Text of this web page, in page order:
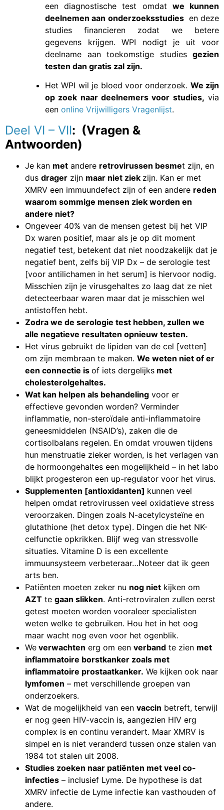
een diagnostische test omdat we kunnen
deelnemen aan onderzoeksstudies en deze
studies financieren zodat we betere
gegevens krijgen. WPI nodigt je uit voor
deelname aan toekomstige studies gezien
testen dan gratis zal zijn.
Het WPI wil je bloed voor onderzoek. We zijn
op zoek naar deelnemers voor studies, via
een online Vrijwilligers Vragenlijst.
Deel VI – VII: (Vragen &
Antwoorden)
Je kan met andere retrovirussen besmet zijn, en
dus drager zijn maar niet ziek zijn. Kan er met
XMRV een immuundefect zijn of een andere reden
waarom sommige mensen ziek worden en
andere niet?
Ongeveer 40% van de mensen getest bij het VIP
Dx waren positief, maar als je op dit moment
negatief test, betekent dat niet noodzakelijk dat je
negatief bent, zelfs bij VIP Dx – de serologie test
[voor antilichamen in het serum] is hiervoor nodig.
Misschien zijn je virusgehaltes zo laag dat ze niet
detecteerbaar waren maar dat je misschien wel
antistoffen hebt.
Zodra we de serologie test hebben, zullen we
alle negatieve resultaten opnieuw testen.
Het virus gebruikt de lipiden van de cel [vetten]
om zijn membraan te maken. We weten niet of er
een connectie is of iets dergelijks met
cholesterolgehaltes.
Wat kan helpen als behandeling voor er
effectieve gevonden worden? Verminder
inflammatie, non-steroïdale anti-inflammatoire
geneesmiddelen (NSAID’s), zaken die de
cortisolbalans regelen. En omdat vrouwen tijdens
hun menstruatie zieker worden, is het verlagen van
de hormoongehaltes een mogelijkheid – in het labo
blijkt progesteron een up-regulator voor het virus.
Supplementen [antioxidanten] kunnen veel
helpen omdat retrovirussen veel oxidatieve stress
veroorzaken. Dingen zoals N-acetylcysteïne en
glutathione (het detox type). Dingen die het NK-
celfunctie opkrikken. Blijf weg van stressvolle
situaties. Vitamine D is een excellente
immuunsysteem verbeteraar…Noteer dat ik geen
arts ben.
Patiënten moeten zeker nu nog niet kijken om
AZT te gaan slikken. Anti-retroviralen zullen eerst
getest moeten worden vooraleer specialisten
weten welke te gebruiken. Hou het in het oog
maar wacht nog even voor het ogenblik.
We verwachten erg om een verband te zien met
inflammatoire borstkanker zoals met
inflammatoire prostaatkanker. We kijken ook naar
lymfomen – met verschillende groepen van
onderzoekers.
Wat de mogelijkheid van een vaccin betreft, terwijl
er nog geen HIV-vaccin is, aangezien HIV erg
complex is en continu verandert. Maar XMRV is
simpel en is niet veranderd tussen onze stalen van
1984 tot stalen uit 2008.
Studies zoeken naar patiënten met veel co-
infecties – inclusief Lyme. De hypothese is dat
XMRV infectie de Lyme infectie kan vasthouden of
andere.